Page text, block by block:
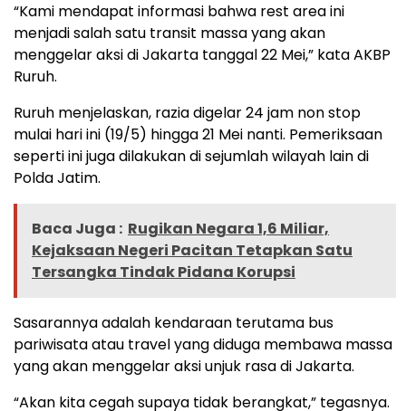
“Kami mendapat informasi bahwa rest area ini
menjadi salah satu transit massa yang akan
menggelar aksi di Jakarta tanggal 22 Mei,” kata AKBP
Ruruh.
Ruruh menjelaskan, razia digelar 24 jam non stop
mulai hari ini (19/5) hingga 21 Mei nanti. Pemeriksaan
seperti ini juga dilakukan di sejumlah wilayah lain di
Polda Jatim.
Baca Juga : Rugikan Negara 1,6 Miliar,
Kejaksaan Negeri Pacitan Tetapkan Satu
Tersangka Tindak Pidana Korupsi
Sasarannya adalah kendaraan terutama bus
pariwisata atau travel yang diduga membawa massa
yang akan menggelar aksi unjuk rasa di Jakarta.
“Akan kita cegah supaya tidak berangkat,” tegasnya.